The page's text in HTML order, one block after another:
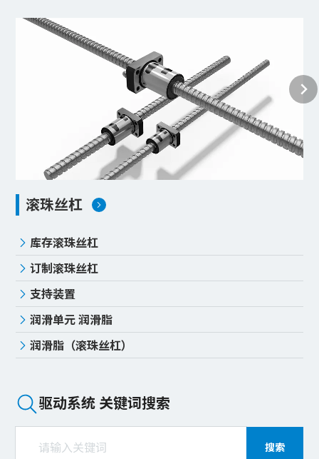
滚珠丝杠
库存滚珠丝杠
订制滚珠丝杠
支持装置
润滑单元 润滑脂
润滑脂（滚珠丝杠）
驱动系统 关键词搜索
搜索